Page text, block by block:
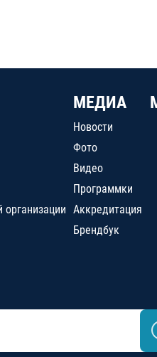
организации
МЕДИА
Новости
Фото
Видео
Программки
Аккредитация
Брендбук